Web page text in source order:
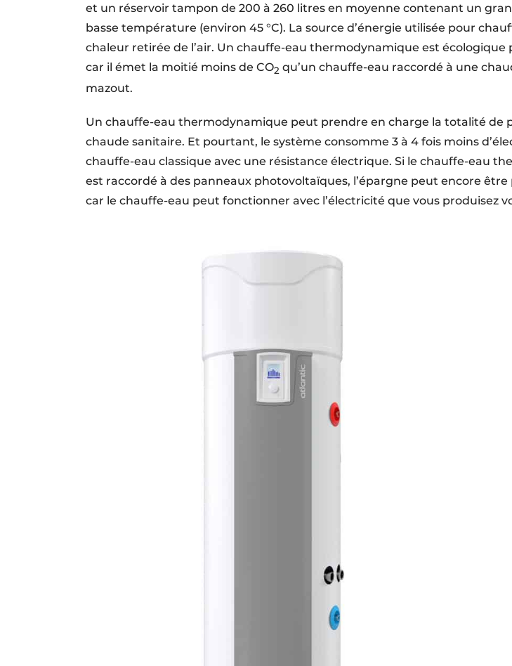
et un réservoir tampon de 200 à 260 litres en moyenne contenant un
basse température (environ 45 °C). La source d’énergie utilisée pour
chaleur retirée de l’air. Un chauffe-eau thermodynamique est écologique
car il émet la moitié moins de CO2 qu’un chauffe-eau raccordé à une
mazout.
Un chauffe-eau thermodynamique peut prendre en charge la totalité de
chaude sanitaire. Et pourtant, le système consomme 3 à 4 fois moins
chauffe-eau classique avec une résistance électrique. Si le chauffe-eau
est raccordé à des panneaux photovoltaïques, l’épargne peut encore être
car le chauffe-eau peut fonctionner avec l’électricité que vous produisez